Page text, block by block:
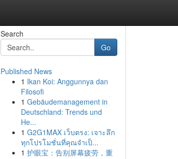
Search
Go
Published News
1 Ikan Koi: Anggunnya dan
Filosofi
1 Gebäudemanagement in
Deutschland: Trends und
He...
1 G2G1MAX เว็บตรง: เจาะลึก
ทุกโปรโมชั่นที่คุณจำเป็...
1 护眼宝：告别屏幕疲劳，重